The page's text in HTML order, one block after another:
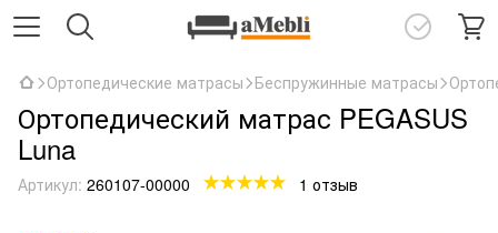
Ортопедические матрасы Беспружинные матрасы
Ортопедический матрас PEGASUS
Luna
Артикул: 260107-00000 1 отзыв